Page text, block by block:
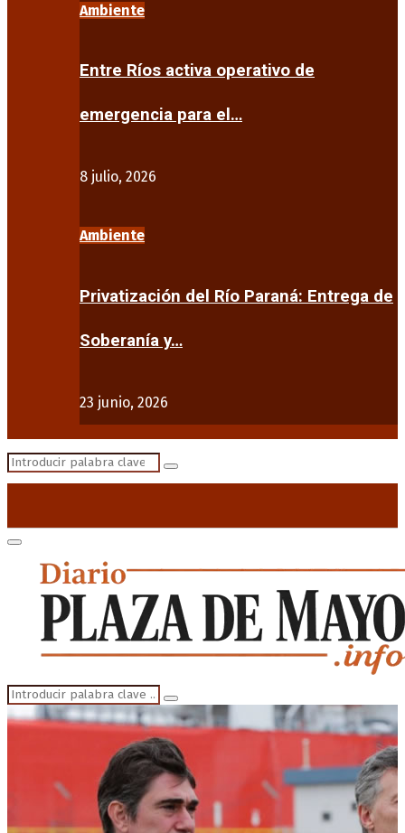
Ambiente
Entre Ríos activa operativo de
emergencia para el…
8 julio, 2026
Ambiente
Privatización del Río Paraná: Entrega de
Soberanía y…
23 junio, 2026
Search
Search
Primary
Menu
Search
for:
Search